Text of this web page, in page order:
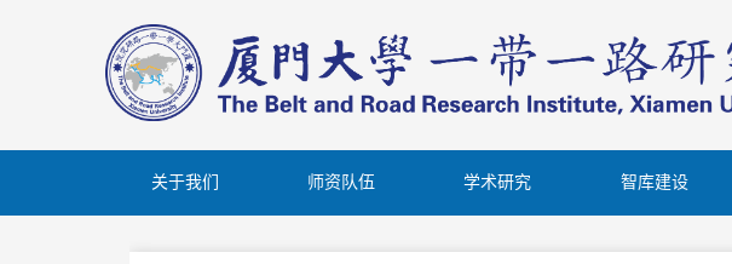
关于我们 师资队伍 学术研究 智库建设